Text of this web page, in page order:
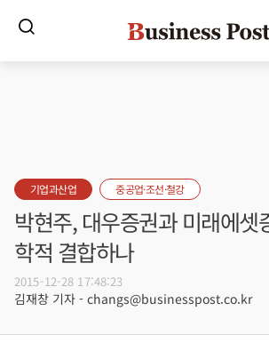
기업과산업 중공업·조선·철강
박현주, 대우증권과 미래에셋
학적 결합하나
2015-12-28 17:48:23
김재창 기자 - changs@businesspost.co.kr